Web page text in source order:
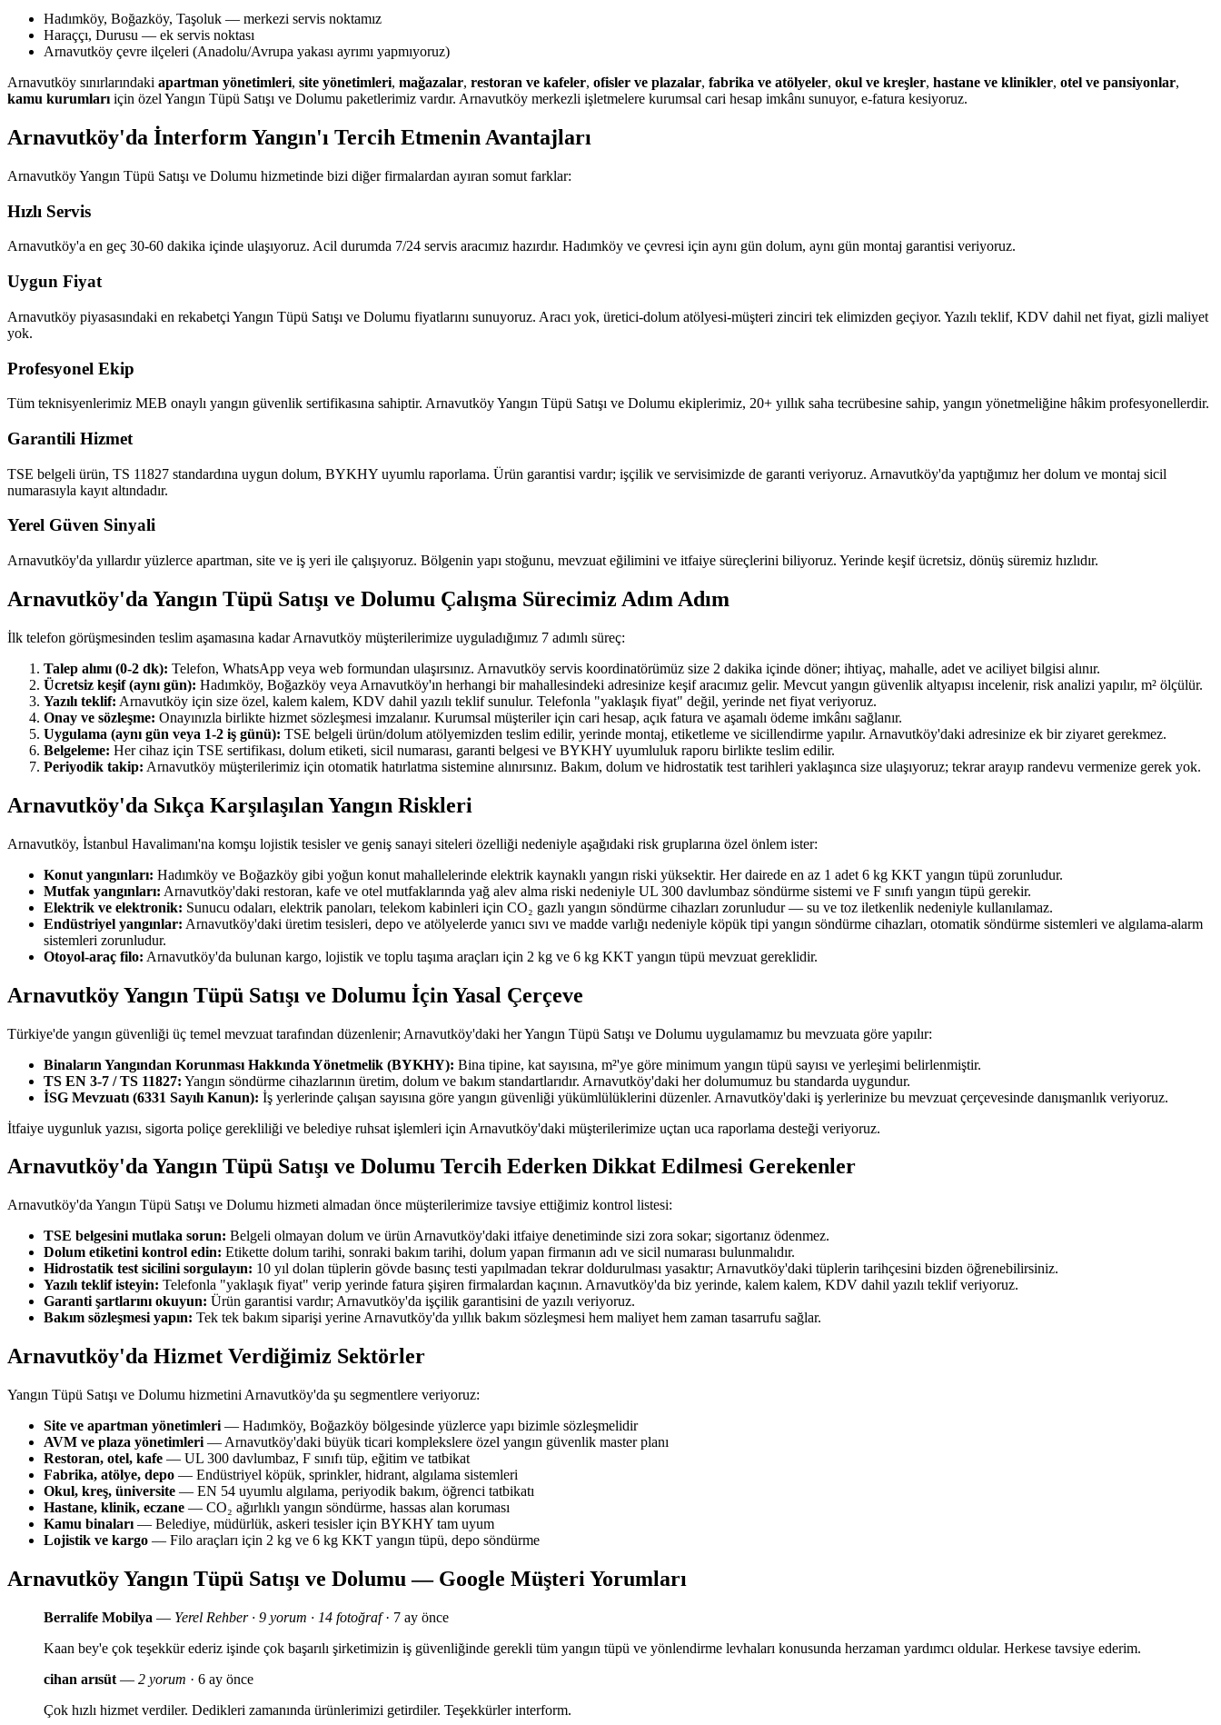
Hadımköy, Boğazköy, Taşoluk — merkezi servis noktamız
Haraççı, Durusu — ek servis noktası
Arnavutköy çevre ilçeleri (Anadolu/Avrupa yakası ayrımı yapmıyoruz)
Arnavutköy sınırlarındaki apartman yönetimleri, site yönetimleri, mağazalar, restoran ve kafeler, ofisler ve plazalar, fabrika ve atölyeler, okul ve kreşler, hastane ve klinikler, otel ve pansiyonlar,
kamu kurumları için özel Yangın Tüpü Satışı ve Dolumu paketlerimiz vardır. Arnavutköy merkezli işletmelere kurumsal cari hesap imkânı sunuyor, e-fatura kesiyoruz.
Arnavutköy'da İnterform Yangın'ı Tercih Etmenin Avantajları
Arnavutköy Yangın Tüpü Satışı ve Dolumu hizmetinde bizi diğer firmalardan ayıran somut farklar:
Hızlı Servis
Arnavutköy'a en geç 30-60 dakika içinde ulaşıyoruz. Acil durumda 7/24 servis aracımız hazırdır. Hadımköy ve çevresi için aynı gün dolum, aynı gün montaj garantisi veriyoruz.
Uygun Fiyat
Arnavutköy piyasasındaki en rekabetçi Yangın Tüpü Satışı ve Dolumu fiyatlarını sunuyoruz. Aracı yok, üretici-dolum atölyesi-müşteri zinciri tek elimizden geçiyor. Yazılı teklif, KDV dahil net fiyat, gizli maliyet
yok.
Profesyonel Ekip
Tüm teknisyenlerimiz MEB onaylı yangın güvenlik sertifikasına sahiptir. Arnavutköy Yangın Tüpü Satışı ve Dolumu ekiplerimiz, 20+ yıllık saha tecrübesine sahip, yangın yönetmeliğine hâkim profesyonellerdir.
Garantili Hizmet
TSE belgeli ürün, TS 11827 standardına uygun dolum, BYKHY uyumlu raporlama. Ürün garantisi vardır; işçilik ve servisimizde de garanti veriyoruz. Arnavutköy'da yaptığımız her dolum ve montaj sicil
numarasıyla kayıt altındadır.
Yerel Güven Sinyali
Arnavutköy'da yıllardır yüzlerce apartman, site ve iş yeri ile çalışıyoruz. Bölgenin yapı stoğunu, mevzuat eğilimini ve itfaiye süreçlerini biliyoruz. Yerinde keşif ücretsiz, dönüş süremiz hızlıdır.
Arnavutköy'da Yangın Tüpü Satışı ve Dolumu Çalışma Sürecimiz Adım Adım
İlk telefon görüşmesinden teslim aşamasına kadar Arnavutköy müşterilerimize uyguladığımız 7 adımlı süreç:
Talep alımı (0-2 dk): Telefon, WhatsApp veya web formundan ulaşırsınız. Arnavutköy servis koordinatörümüz size 2 dakika içinde döner; ihtiyaç, mahalle, adet ve aciliyet bilgisi alınır.
Ücretsiz keşif (aynı gün): Hadımköy, Boğazköy veya Arnavutköy'ın herhangi bir mahallesindeki adresinize keşif aracımız gelir. Mevcut yangın güvenlik altyapısı incelenir, risk analizi yapılır, m² ölçülür.
Yazılı teklif: Arnavutköy için size özel, kalem kalem, KDV dahil yazılı teklif sunulur. Telefonla "yaklaşık fiyat" değil, yerinde net fiyat veriyoruz.
Onay ve sözleşme: Onayınızla birlikte hizmet sözleşmesi imzalanır. Kurumsal müşteriler için cari hesap, açık fatura ve aşamalı ödeme imkânı sağlanır.
Uygulama (aynı gün veya 1-2 iş günü): TSE belgeli ürün/dolum atölyemizden teslim edilir, yerinde montaj, etiketleme ve sicillendirme yapılır. Arnavutköy'daki adresinize ek bir ziyaret gerekmez.
Belgeleme: Her cihaz için TSE sertifikası, dolum etiketi, sicil numarası, garanti belgesi ve BYKHY uyumluluk raporu birlikte teslim edilir.
Periyodik takip: Arnavutköy müşterilerimiz için otomatik hatırlatma sistemine alınırsınız. Bakım, dolum ve hidrostatik test tarihleri yaklaşınca size ulaşıyoruz; tekrar arayıp randevu vermenize gerek yok.
Arnavutköy'da Sıkça Karşılaşılan Yangın Riskleri
Arnavutköy, İstanbul Havalimanı'na komşu lojistik tesisler ve geniş sanayi siteleri özelliği nedeniyle aşağıdaki risk gruplarına özel önlem ister:
Konut yangınları: Hadımköy ve Boğazköy gibi yoğun konut mahallelerinde elektrik kaynaklı yangın riski yüksektir. Her dairede en az 1 adet 6 kg KKT yangın tüpü zorunludur.
Mutfak yangınları: Arnavutköy'daki restoran, kafe ve otel mutfaklarında yağ alev alma riski nedeniyle UL 300 davlumbaz söndürme sistemi ve F sınıfı yangın tüpü gerekir.
Elektrik ve elektronik: Sunucu odaları, elektrik panoları, telekom kabinleri için CO₂ gazlı yangın söndürme cihazları zorunludur — su ve toz iletkenlik nedeniyle kullanılamaz.
Endüstriyel yangınlar: Arnavutköy'daki üretim tesisleri, depo ve atölyelerde yanıcı sıvı ve madde varlığı nedeniyle köpük tipi yangın söndürme cihazları, otomatik söndürme sistemleri ve algılama-alarm
sistemleri zorunludur.
Otoyol-araç filo: Arnavutköy'da bulunan kargo, lojistik ve toplu taşıma araçları için 2 kg ve 6 kg KKT yangın tüpü mevzuat gereklidir.
Arnavutköy Yangın Tüpü Satışı ve Dolumu İçin Yasal Çerçeve
Türkiye'de yangın güvenliği üç temel mevzuat tarafından düzenlenir; Arnavutköy'daki her Yangın Tüpü Satışı ve Dolumu uygulamamız bu mevzuata göre yapılır:
Binaların Yangından Korunması Hakkında Yönetmelik (BYKHY): Bina tipine, kat sayısına, m²'ye göre minimum yangın tüpü sayısı ve yerleşimi belirlenmiştir.
TS EN 3-7 / TS 11827: Yangın söndürme cihazlarının üretim, dolum ve bakım standartlarıdır. Arnavutköy'daki her dolumumuz bu standarda uygundur.
İSG Mevzuatı (6331 Sayılı Kanun): İş yerlerinde çalışan sayısına göre yangın güvenliği yükümlülüklerini düzenler. Arnavutköy'daki iş yerlerinize bu mevzuat çerçevesinde danışmanlık veriyoruz.
İtfaiye uygunluk yazısı, sigorta poliçe gerekliliği ve belediye ruhsat işlemleri için Arnavutköy'daki müşterilerimize uçtan uca raporlama desteği veriyoruz.
Arnavutköy'da Yangın Tüpü Satışı ve Dolumu Tercih Ederken Dikkat Edilmesi Gerekenler
Arnavutköy'da Yangın Tüpü Satışı ve Dolumu hizmeti almadan önce müşterilerimize tavsiye ettiğimiz kontrol listesi:
TSE belgesini mutlaka sorun: Belgeli olmayan dolum ve ürün Arnavutköy'daki itfaiye denetiminde sizi zora sokar; sigortanız ödenmez.
Dolum etiketini kontrol edin: Etikette dolum tarihi, sonraki bakım tarihi, dolum yapan firmanın adı ve sicil numarası bulunmalıdır.
Hidrostatik test sicilini sorgulayın: 10 yıl dolan tüplerin gövde basınç testi yapılmadan tekrar doldurulması yasaktır; Arnavutköy'daki tüplerin tarihçesini bizden öğrenebilirsiniz.
Yazılı teklif isteyin: Telefonla "yaklaşık fiyat" verip yerinde fatura şişiren firmalardan kaçının. Arnavutköy'da biz yerinde, kalem kalem, KDV dahil yazılı teklif veriyoruz.
Garanti şartlarını okuyun: Ürün garantisi vardır; Arnavutköy'da işçilik garantisini de yazılı veriyoruz.
Bakım sözleşmesi yapın: Tek tek bakım siparişi yerine Arnavutköy'da yıllık bakım sözleşmesi hem maliyet hem zaman tasarrufu sağlar.
Arnavutköy'da Hizmet Verdiğimiz Sektörler
Yangın Tüpü Satışı ve Dolumu hizmetini Arnavutköy'da şu segmentlere veriyoruz:
Site ve apartman yönetimleri — Hadımköy, Boğazköy bölgesinde yüzlerce yapı bizimle sözleşmelidir
AVM ve plaza yönetimleri — Arnavutköy'daki büyük ticari komplekslere özel yangın güvenlik master planı
Restoran, otel, kafe — UL 300 davlumbaz, F sınıfı tüp, eğitim ve tatbikat
Fabrika, atölye, depo — Endüstriyel köpük, sprinkler, hidrant, algılama sistemleri
Okul, kreş, üniversite — EN 54 uyumlu algılama, periyodik bakım, öğrenci tatbikatı
Hastane, klinik, eczane — CO₂ ağırlıklı yangın söndürme, hassas alan koruması
Kamu binaları — Belediye, müdürlük, askeri tesisler için BYKHY tam uyum
Lojistik ve kargo — Filo araçları için 2 kg ve 6 kg KKT yangın tüpü, depo söndürme
Arnavutköy Yangın Tüpü Satışı ve Dolumu — Google Müşteri Yorumları
Berralife Mobilya — Yerel Rehber · 9 yorum · 14 fotoğraf· 7 ay önce
Kaan bey'e çok teşekkür ederiz işinde çok başarılı şirketimizin iş güvenliğinde gerekli tüm yangın tüpü ve yönlendirme levhaları konusunda herzaman yardımcı oldular. Herkese tavsiye ederim.
cihan arısüt — 2 yorum · 6 ay önce
Çok hızlı hizmet verdiler. Dedikleri zamanında ürünlerimizi getirdiler. Teşekkürler interform.